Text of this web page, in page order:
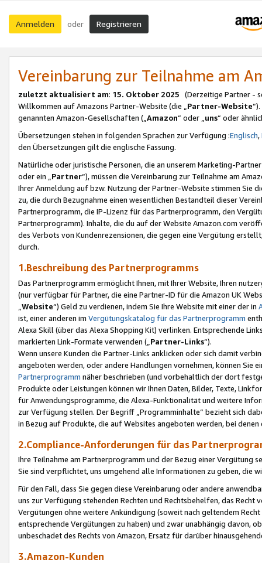
Anmelden oder Registrieren
Vereinbarung zur Teilnahme am
zuletzt aktualisiert am: 15. Oktober 2025 (Derzeitige Partner -
Willkommen auf Amazons Partner-Website (die „Partner-Website
genannten Amazon-Gesellschaften („Amazon“ oder „uns“ oder
Übersetzungen stehen in folgenden Sprachen zur Verfügung :Englisch,
den Übersetzungen gilt die englische Fassung.
Natürliche oder juristische Personen, die an unserem Marketing-
oder ein „Partner“), müssen die Vereinbarung zur Teilnahme am
Ihrer Anmeldung auf bzw. Nutzung der Partner-Website stimmen Sie
zu, die durch Bezugnahme einen wesentlichen Bestandteil dieser
Partnerprogramm, die IP-Lizenz für das Partnerprogramm, den
Partnerprogramm). Inhalte, die du auf der Website Amazon.com
des Verbots von Kundenrezensionen, die gegen eine Vergütung
durch.
1.Beschreibung des Partnerprogramms
Das Partnerprogramm ermöglicht Ihnen, mit Ihrer Website, Ihren
(nur verfügbar für Partner, die eine Partner-ID für die Amazon UK
Website“) Geld zu verdienen, indem Sie Ihre Website mit einer der in
ist, einer anderen im Vergütungskatalog für das Partnerprogramm
Alexa Skill (über das Alexa Shopping Kit) verlinken. Entsprechende
markierten Link-Formate verwenden („ Partner-Links“).
Wenn unsere Kunden die Partner-Links anklicken oder sich damit
angeboten werden, oder andere Handlungen vornehmen, können Sie
Partnerprogramm näher beschrieben (und vorbehaltlich der dort
Produkte oder Leistungen können wir Ihnen Daten, Bilder, Texte,
für Anwendungsprogramme, die Alexa-Funktionalität und weitere
zur Verfügung stellen. Der Begriff „Programminhalte“ bezieht sich
in Bezug auf Produkte, die auf Websites angeboten werden, bei
2.Compliance-Anforderungen für das
Ihre Teilnahme am Partnerprogramm und der Bezug einer Vergütung
Sie sind verpflichtet, uns umgehend alle Informationen zu geben, die
Für den Fall, dass Sie gegen diese Vereinbarung oder andere
uns zur Verfügung stehenden Rechten und Rechtsbehelfen, das
Vergütungen ohne weitere Ankündigung (soweit nach geltendem
entsprechende Vergütungen zu haben) und zwar unabhängig davon,
unbeschadet des Rechts von Amazon, Ersatz für darüber
3.Amazon-Kunden